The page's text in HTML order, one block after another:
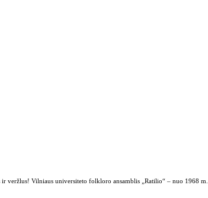
ir veržlus! Vilniaus universiteto folkloro ansamblis „Ratilio“ – nuo 1968 m.